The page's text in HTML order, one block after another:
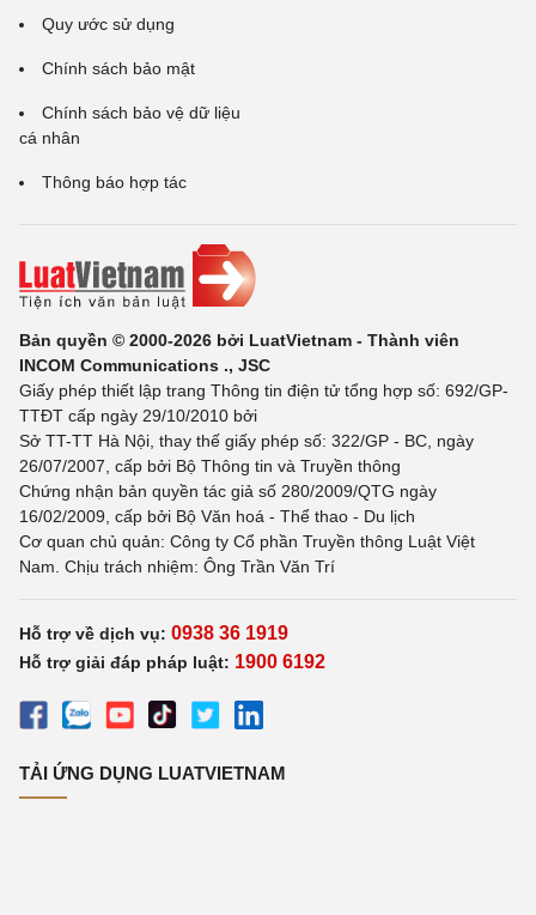
Quy ước sử dụng
Chính sách bảo mật
Chính sách bảo vệ dữ liệu
cá nhân
Thông báo hợp tác
Bản quyền © 2000-2026 bởi LuatVietnam - Thành viên
INCOM Communications ., JSC
Giấy phép thiết lập trang Thông tin điện tử tổng hợp số: 692/GP-
TTĐT cấp ngày 29/10/2010 bởi
Sở TT-TT Hà Nội, thay thế giấy phép số: 322/GP - BC, ngày
26/07/2007, cấp bởi Bộ Thông tin và Truyền thông
Chứng nhận bản quyền tác giả số 280/2009/QTG ngày
16/02/2009, cấp bởi Bộ Văn hoá - Thể thao - Du lịch
Cơ quan chủ quản: Công ty Cổ phần Truyền thông Luật Việt
Nam. Chịu trách nhiệm: Ông Trần Văn Trí
Hỗ trợ về dịch vụ: 0938 36 1919
Hỗ trợ giải đáp pháp luật: 1900 6192
TẢI ỨNG DỤNG LUATVIETNAM